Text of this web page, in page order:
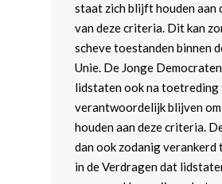
staat zich blijft houden aan
van deze criteria. Dit kan
scheve toestanden binnen
Unie. De Jonge
lidstaten ook na toetreding
verantwoordelijk blijven
houden aan deze criteria.
dan ook zodanig verankerd
in de Verdragen dat